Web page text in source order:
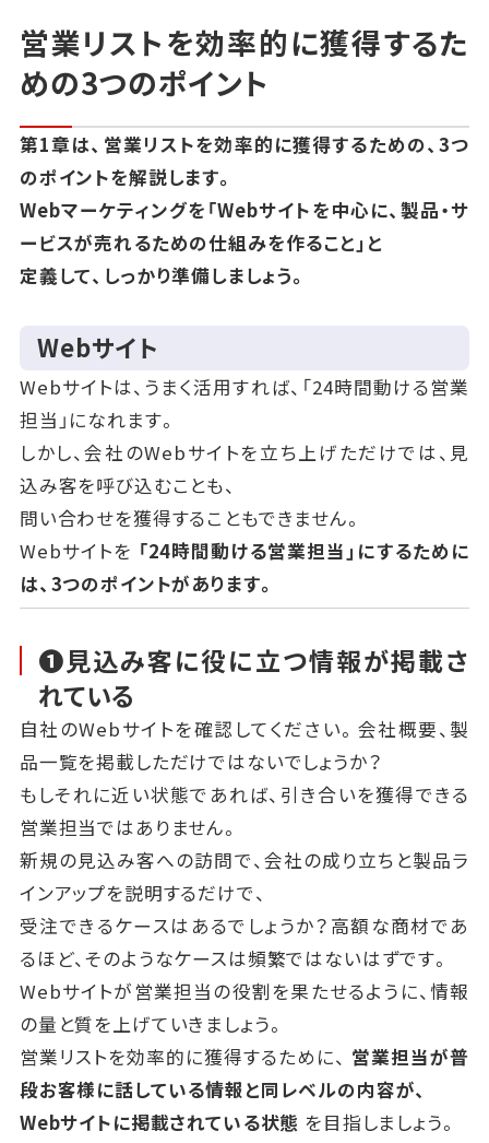
営業リストを効率的に獲得するた
めの3つのポイント
第1章は、営業リストを効率的に獲得するための、3つ
のポイントを解説します。
Webマーケティングを「Webサイトを中心に、製品・サ
ービスが売れるための仕組みを作ること」と
定義して、しっかり準備しましょう。
Webサイト
Webサイトは、うまく活用すれば、「24時間動ける営業
担当」になれます。
しかし、会社のWebサイトを立ち上げただけでは、見
込み客を呼び込むことも、
問い合わせを獲得することもできません。
Webサイトを 「24時間動ける営業担当」にするために
は、3つのポイントがあります。
❶見込み客に役に立つ情報が掲載さ
れている
自社のWebサイトを確認してください。会社概要、製
品一覧を掲載しただけではないでしょうか？
もしそれに近い状態であれば、引き合いを獲得できる
営業担当ではありません。
新規の見込み客への訪問で、会社の成り立ちと製品ラ
インアップを説明するだけで、
受注できるケースはあるでしょうか？高額な商材であ
るほど、そのようなケースは頻繁ではないはずです。
Webサイトが営業担当の役割を果たせるように、情報
の量と質を上げていきましょう。
営業リストを効率的に獲得するために、 営業担当が普
段お客様に話している情報と同レベルの内容が、
Webサイトに掲載されている状態 を目指しましょう。